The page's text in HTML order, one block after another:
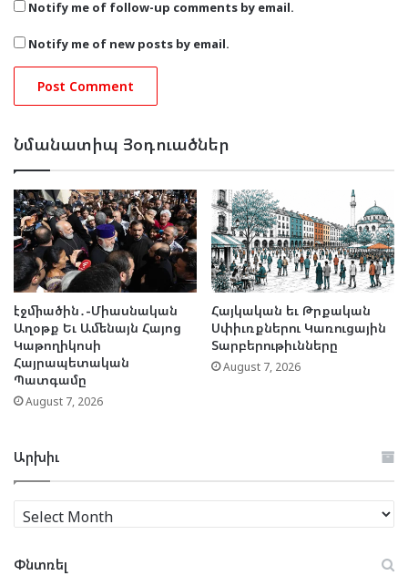
Notify me of follow-up comments by email.
Notify me of new posts by email.
Նմանատիպ Յօդուածներ
էջմիածին․-Միասնական
Աղօթք Եւ Ամենայն Հայոց
Կաթողիկոսի
Հայրապետական
Պատգամը
August 7, 2026
Հայկական եւ Թրքական
Սփիւռքներու Կառուցային
Տարբերութիւնները
August 7, 2026
Արխիւ
Արխիւ
Փնտռել